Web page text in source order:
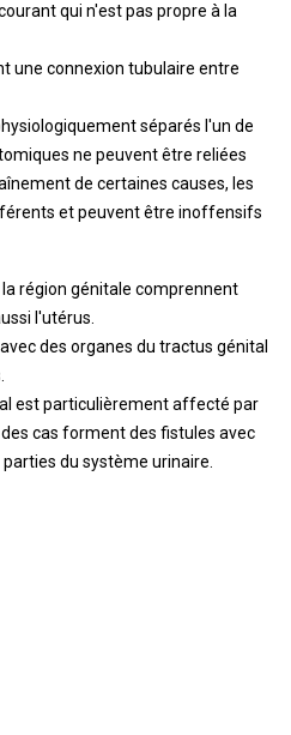
qui n'est pas propre à la
une connexion tubulaire entre
séparés l'un de
ne peuvent être reliées
de certaines causes, les
et peuvent être inoffensifs
région génitale comprennent
l'utérus.
des organes du tractus génital
est particulièrement affecté par
cas forment des fistules avec
du système urinaire.